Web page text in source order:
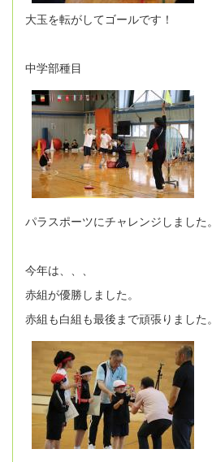
大玉を転がしてゴールです！
中学部種目
パラスポーツにチャレンジしました。
今年は、、、
赤組が優勝しました。
赤組も白組も最後まで頑張りました。